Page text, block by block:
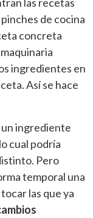
de cocina
concreta
ingredientes en
Así se hace
ingrediente
cual podría
Pero
temporal una
las que ya